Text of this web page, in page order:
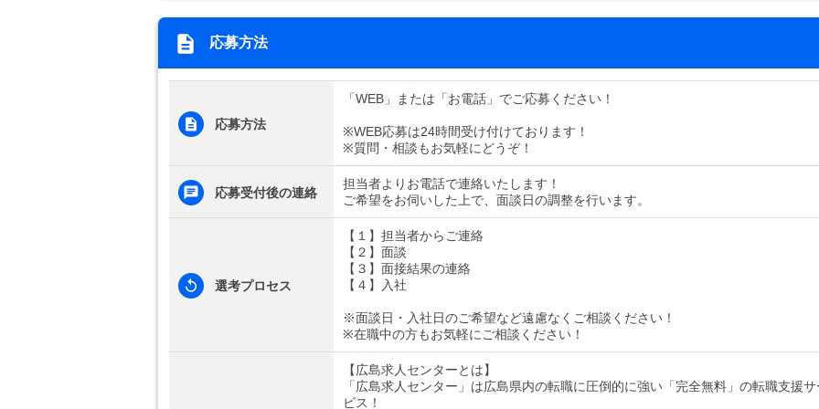
応募方法
応募方法
「WEB」または「お電話」でご応募ください！
※WEB応募は24時間受け付けております！
※質問・相談もお気軽にどうぞ！
応募受付後の連絡
担当者よりお電話で連絡いたします！
ご希望をお伺いした上で、面談日の調整を行います。
選考プロセス
【１】担当者からご連絡
【２】面談
【３】面接結果の連絡
【４】入社
※面談日・入社日のご希望など遠慮なくご相談ください！
※在職中の方もお気軽にご相談ください！
【広島求人センターとは】
「広島求人センター」は広島県内の転職に圧倒的に強い「完全無料」の転職支援サ
ビス！